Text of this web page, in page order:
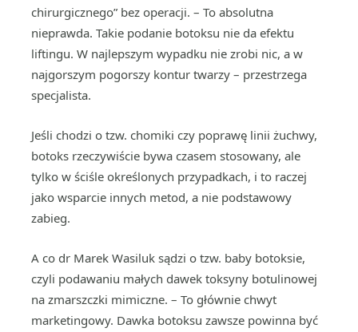
chirurgicznego” bez operacji. – To absolutna
nieprawda. Takie podanie botoksu nie da efektu
liftingu. W najlepszym wypadku nie zrobi nic, a w
najgorszym pogorszy kontur twarzy – przestrzega
specjalista.
Jeśli chodzi o tzw. chomiki czy poprawę linii żuchwy,
botoks rzeczywiście bywa czasem stosowany, ale
tylko w ściśle określonych przypadkach, i to raczej
jako wsparcie innych metod, a nie podstawowy
zabieg.
A co dr Marek Wasiluk sądzi o tzw. baby botoksie,
czyli podawaniu małych dawek toksyny botulinowej
na zmarszczki mimiczne. – To głównie chwyt
marketingowy. Dawka botoksu zawsze powinna być